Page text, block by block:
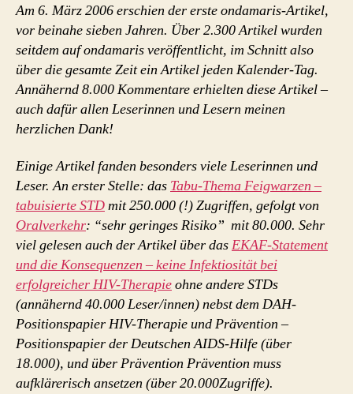
Am 6. März 2006 erschien der erste ondamaris-Artikel,
vor beinahe sieben Jahren. Über 2.300 Artikel wurden
seitdem auf ondamaris veröffentlicht, im Schnitt also
über die gesamte Zeit ein Artikel jeden Kalender-Tag.
Annähernd 8.000 Kommentare erhielten diese Artikel –
auch dafür allen Leserinnen und Lesern meinen
herzlichen Dank!
Einige Artikel fanden besonders viele Leserinnen und
Leser. An erster Stelle: das Tabu-Thema Feigwarzen –
tabuisierte STDmit 250.000 (!) Zugriffen, gefolgt von
Oralverkehr: “sehr geringes Risiko” mit 80.000. Sehr
viel gelesen auch der Artikel über dasEKAF-Statement
und die Konsequenzen – keine Infektiosität bei
erfolgreicher HIV-Therapieohne andere STDs
(annähernd 40.000 Leser/innen) nebst dem DAH-
Positionspapier HIV-Therapie und Prävention –
Positionspapier der Deutschen AIDS-Hilfe (über
18.000), und über Prävention Prävention muss
aufklärerisch ansetzen (über 20.000Zugriffe).